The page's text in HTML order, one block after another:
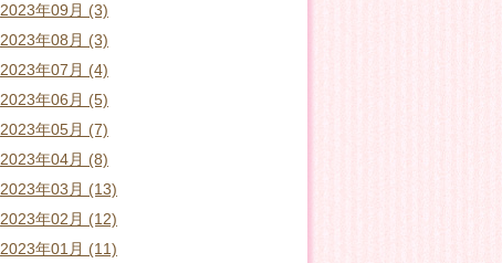
2023年09月 (3)
2023年08月 (3)
2023年07月 (4)
2023年06月 (5)
2023年05月 (7)
2023年04月 (8)
2023年03月 (13)
2023年02月 (12)
2023年01月 (11)